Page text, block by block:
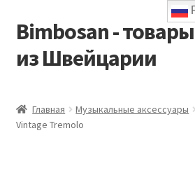
Перейти
к
навигации
Перейти
к
содержимому
Bimbosan - товары
из Швейцарии
Блог
Главная Музыкальные аксессуары
Vintage Tremolo